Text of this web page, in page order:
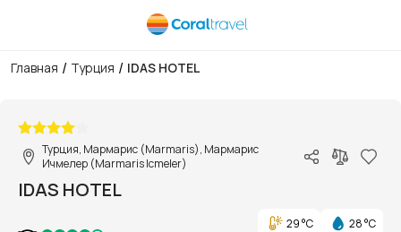
Главная / Турция / IDAS HOTEL
Турция, Мармарис (Marmaris), Мармарис
Ичмелер (Marmaris Icmeler)
IDAS HOTEL
29 °C
28 °C